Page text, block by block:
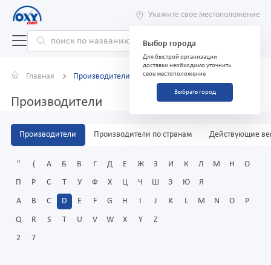
Укажите свое местоположение
Выбор города
Для быстрой организации
доставки необходимо уточнить
свое местоположение
Выбрать город
Главная Производители
Производители
Производители Производители по странам Действующие
" ( А Б В Г Д Е Ж З И К Л М Н О
П Р С Т У Ф Х Ц Ч Ш Э Ю Я
A B C D E F G H J K L M N O P
Q R S T U V W X Y Z
2 7